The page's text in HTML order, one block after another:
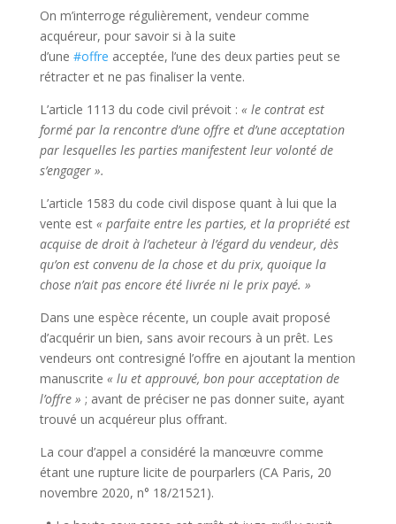
On m’interroge régulièrement, vendeur comme
acquéreur, pour savoir si à la suite
d’une #offre acceptée, l’une des deux parties peut se
rétracter et ne pas finaliser la vente.
L’article 1113 du code civil prévoit : « le contrat est
formé par la rencontre d’une offre et d’une acceptation
par lesquelles les parties manifestent leur volonté de
s’engager ».
L’article 1583 du code civil dispose quant à lui que la
vente est « parfaite entre les parties, et la propriété est
acquise de droit à l’acheteur à l’égard du vendeur, dès
qu’on est convenu de la chose et du prix, quoique la
chose n’ait pas encore été livrée ni le prix payé. »
Dans une espèce récente, un couple avait proposé
d’acquérir un bien, sans avoir recours à un prêt. Les
vendeurs ont contresigné l’offre en ajoutant la mention
manuscrite « lu et approuvé, bon pour acceptation de
l’offre » ; avant de préciser ne pas donner suite, ayant
trouvé un acquéreur plus offrant.
La cour d’appel a considéré la manœuvre comme
étant une rupture licite de pourparlers (CA Paris, 20
novembre 2020, n° 18/21521).